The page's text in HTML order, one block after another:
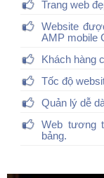
Trang web
Website
AMP mobile
Khách hàng
Tốc độ
Quản lý dễ
Web tương
bảng.